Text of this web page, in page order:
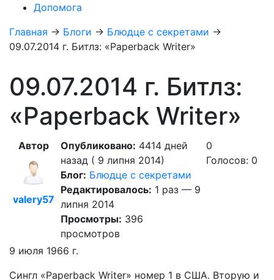
Допомога
Главная → Блоги → Блюдце с секретами →
09.07.2014 г. Битлз: «Paperback Writer»
09.07.2014 г. Битлз:
«Paperback Writer»
Автор
valery57
Опубликовано: 4414 дней
назад ( 9 липня 2014)
Блог: Блюдце с секретами
Редактировалось: 1 раз — 9
липня 2014
Просмотры: 396
просмотров
0
Голосов: 0
9 июля 1966 г.
Сингл «Paperback Writer» номер 1 в США. Вторую и